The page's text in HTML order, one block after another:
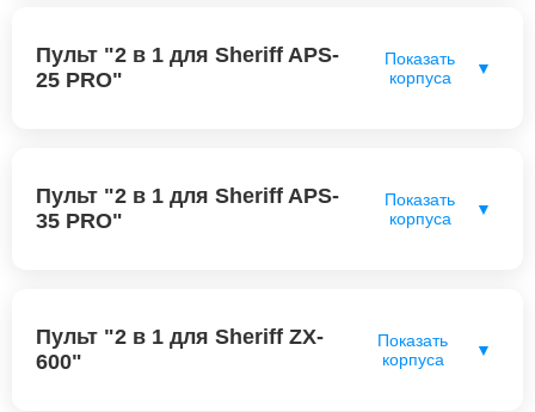
Пульт "2 в 1 для Sheriff APS-
25 PRO"
Показать
корпуса
▼
Пульт "2 в 1 для Sheriff APS-
35 PRO"
Показать
корпуса
▼
Пульт "2 в 1 для Sheriff ZX-
600"
Показать
корпуса
▼